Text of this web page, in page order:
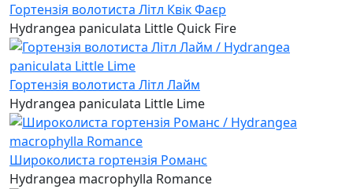
Гортензія волотиста Літл Квік Фаєр
Hydrangea paniculata Little Quick Fire
Гортензія волотиста Літл Лайм
Hydrangea paniculata Little Lime
Широколиста гортензія Романс
Hydrangea macrophylla Romance